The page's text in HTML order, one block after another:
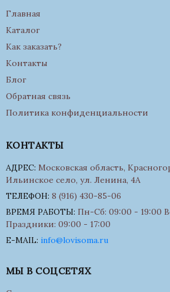
Главная
Каталог
Как заказать?
Контакты
Блог
Обратная связь
Политика конфиденциальности
КОНТАКТЫ
АДРЕС: Московская область,
Ильинское село, ул. Ленина, 4А
ТЕЛЕФОН: 8 (916) 430-85-06
ВРЕМЯ РАБОТЫ: Пн-Сб: 09:00 - 19:00
Праздники: 09:00 - 17:00
E-MAIL: info@lovisoma.ru
МЫ В СОЦСЕТЯХ